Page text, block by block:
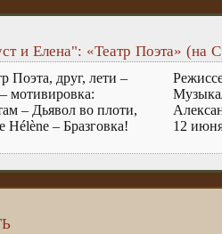
и Елена": «Театр Поэта» (на
Поэта, друг, лети –
мотивировка:
– Дьявол во плоти,
Hélène – Бразговка!
12